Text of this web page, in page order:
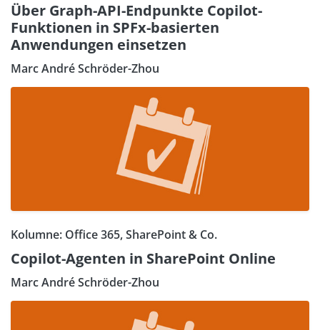
Über Graph-API-Endpunkte Copilot-
Funktionen in SPFx-basierten
Anwendungen einsetzen
Marc André Schröder-Zhou
Kolumne: Office 365, SharePoint & Co.
Copilot-Agenten in SharePoint Online
Marc André Schröder-Zhou